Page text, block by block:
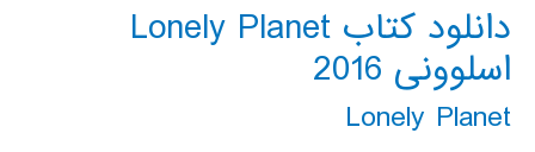
دانلود کتاب Lonely Planet
اسلوونی 2016
Lonely Planet